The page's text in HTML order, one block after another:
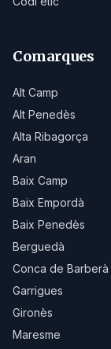
Comarques
Alt Camp
Alt Penedès
Alta Ribagorça
Aran
Baix Camp
Baix Empordà
Baix Penedès
Berguedà
Conca de Barberà
Garrigues
Gironès
Maresme